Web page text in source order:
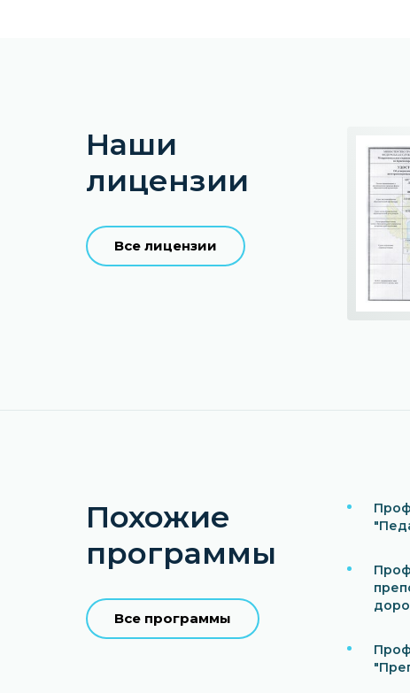
Наши
лицензии
Все лицензии
Похожие
программы
Все программы